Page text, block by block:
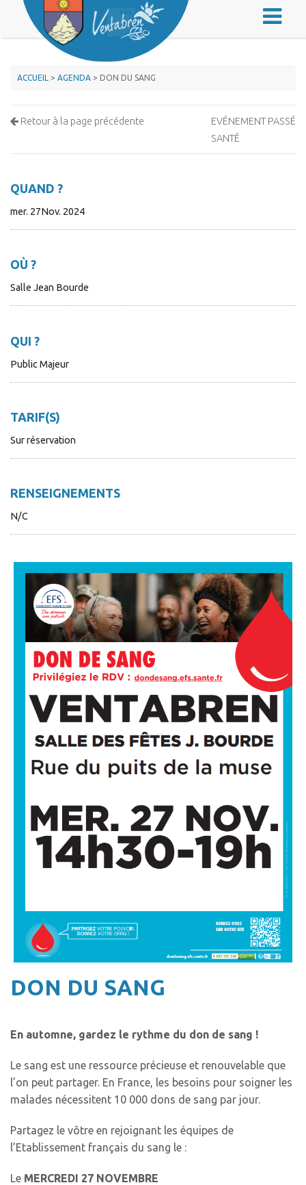
ACCUEIL > AGENDA > DON DU SANG
Retour à la page précédente
EVÉNEMENT PASSÉ
SANTÉ
QUAND ?
mer. 27Nov. 2024
OÙ ?
Salle Jean Bourde
QUI ?
Public Majeur
TARIF(S)
Sur réservation
RENSEIGNEMENTS
N/C
DON DU SANG
En automne, gardez le rythme du don de sang !
Le sang est une ressource précieuse et renouvelable que
l’on peut partager. En France, les besoins pour soigner les
malades nécessitent 10 000 dons de sang par jour.
Partagez le vôtre en rejoignant les équipes de
l’Etablissement français du sang le :
Le MERCREDI 27 NOVEMBRE